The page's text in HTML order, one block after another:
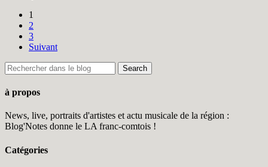
1
2
3
Suivant
à propos
News, live, portraits d'artistes et actu musicale de la région :
Blog'Notes donne le LA franc-comtois !
Catégories